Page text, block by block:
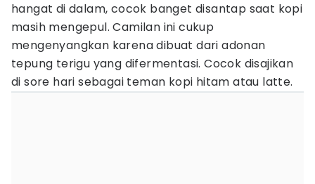
hangat di dalam, cocok banget disantap saat kopi
masih mengepul. Camilan ini cukup
mengenyangkan karena dibuat dari adonan
tepung terigu yang difermentasi. Cocok disajikan
di sore hari sebagai teman kopi hitam atau latte.